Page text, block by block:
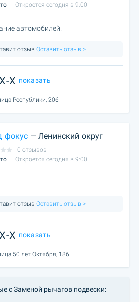
Откроется сегодня в 9:00
автомобилей.
отзыв Оставить отзыв >
X показать
Республики, 206
фокус — Ленинский округ
0 отзывов
Откроется сегодня в 9:00
отзыв Оставить отзыв >
X показать
50 лет Октября, 186
с Заменой рычагов подвески: